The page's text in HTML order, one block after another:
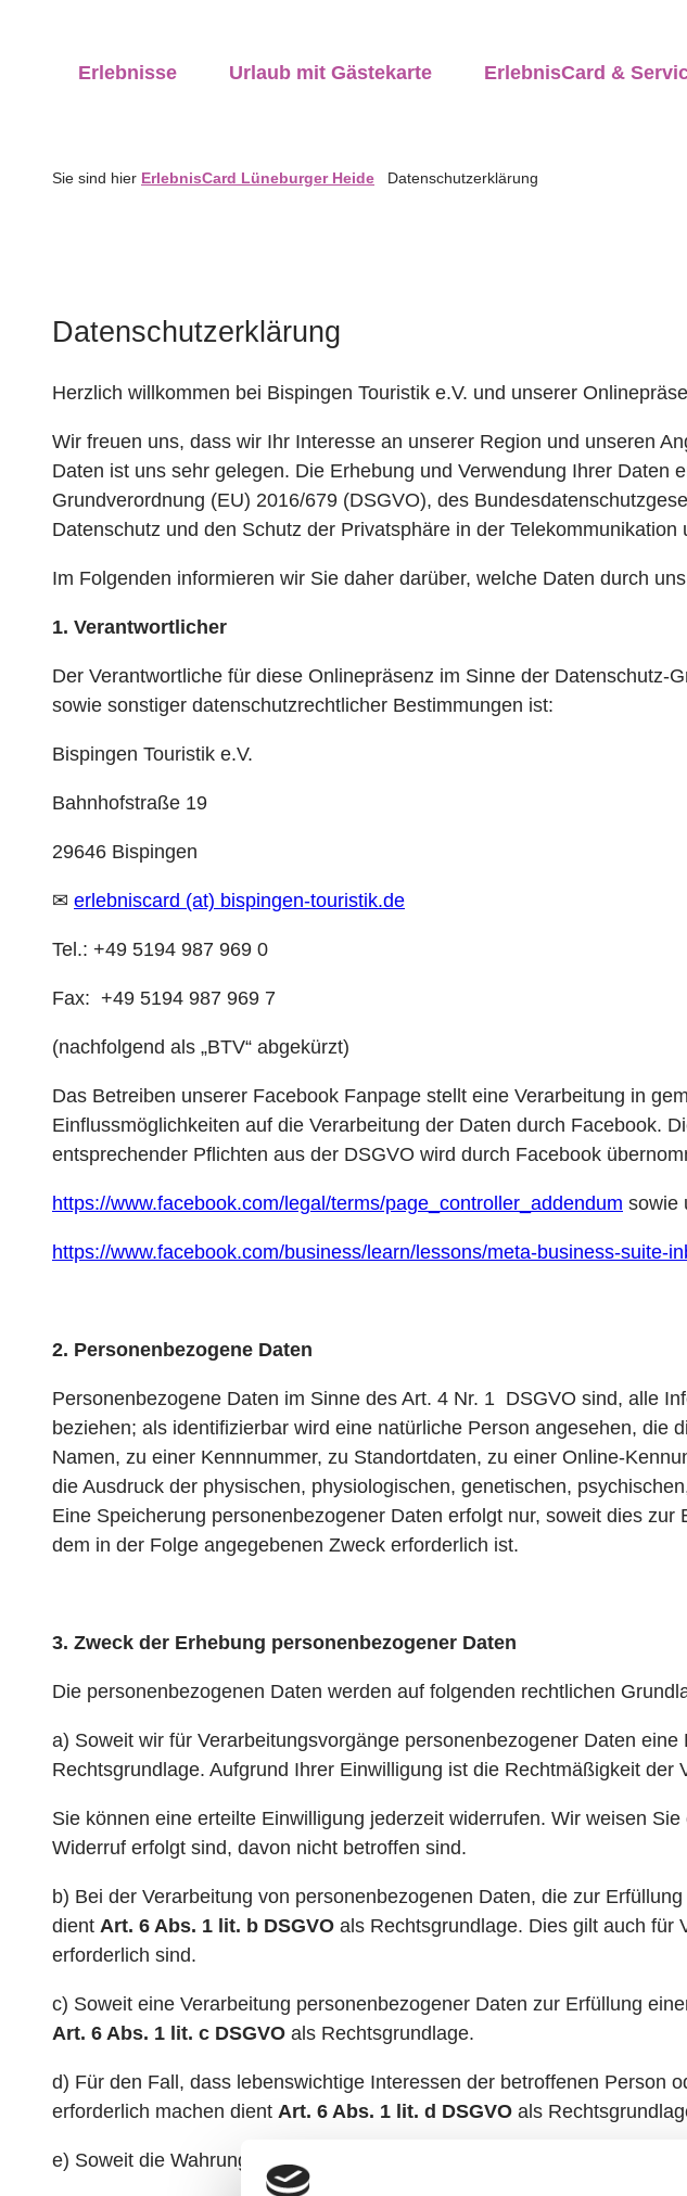
Erlebnisse Urlaub mit Gästekarte ErlebnisCard &
Sie sind hier ErlebnisCard Lüneburger Heide Datenschutzerklärung
Datenschutzerklärung
Herzlich willkommen bei Bispingen Touristik e.V. und unserer
Wir freuen uns, dass wir Ihr Interesse an unserer Region und unseren
Daten ist uns sehr gelegen. Die Erhebung und Verwendung Ihrer
Grundverordnung (EU) 2016/679 (DSGVO), des
Datenschutz und den Schutz der Privatsphäre in der Telekommunikation
Im Folgenden informieren wir Sie daher darüber, welche Daten durch
1. Verantwortlicher
Der Verantwortliche für diese Onlinepräsenz im Sinne der
sowie sonstiger datenschutzrechtlicher Bestimmungen ist:
Bispingen Touristik e.V.
Bahnhofstraße 19
29646 Bispingen
✉ erlebniscard (at) bispingen-touristik.de
Tel.: +49 5194 987 969 0
Fax: +49 5194 987 969 7
(nachfolgend als „BTV“ abgekürzt)
Das Betreiben unserer Facebook Fanpage stellt eine Verarbeitung in
Einflussmöglichkeiten auf die Verarbeitung der Daten durch Facebook.
entsprechender Pflichten aus der DSGVO wird durch Facebook
https://www.facebook.com/legal/terms/page_controller_addendum sowie
https://www.facebook.com/business/learn/lessons/meta-business-suite-
2. Personenbezogene Daten
Personenbezogene Daten im Sinne des Art. 4 Nr. 1 DSGVO sind, alle
beziehen; als identifizierbar wird eine natürliche Person angesehen,
Namen, zu einer Kennnummer, zu Standortdaten, zu einer Online-
die Ausdruck der physischen, physiologischen, genetischen,
Eine Speicherung personenbezogener Daten erfolgt nur, soweit dies
dem in der Folge angegebenen Zweck erforderlich ist.
3. Zweck der Erhebung personenbezogener Daten
Die personenbezogenen Daten werden auf folgenden rechtlichen
a) Soweit wir für Verarbeitungsvorgänge personenbezogener Daten
Rechtsgrundlage. Aufgrund Ihrer Einwilligung ist die Rechtmäßigkeit der
Sie können eine erteilte Einwilligung jederzeit widerrufen. Wir weisen
Widerruf erfolgt sind, davon nicht betroffen sind.
b) Bei der Verarbeitung von personenbezogenen Daten, die zur
dient Art. 6 Abs. 1 lit. b DSGVO als Rechtsgrundlage. Dies gilt auch für
erforderlich sind.
c) Soweit eine Verarbeitung personenbezogener Daten zur Erfüllung
Art. 6 Abs. 1 lit. c DSGVO als Rechtsgrundlage.
d) Für den Fall, dass lebenswichtige Interessen der betroffenen Person
erforderlich machen dient Art. 6 Abs. 1 lit. d DSGVO als
e) Soweit die Wahrung unserer berechtigten Interessen erforderlich ist,